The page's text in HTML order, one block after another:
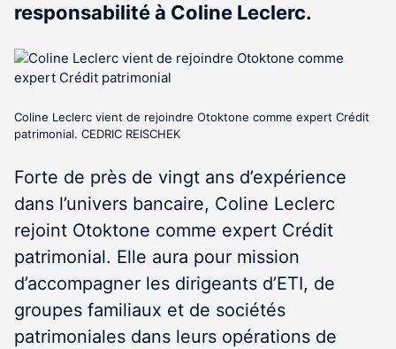
responsabilité à Coline Leclerc.
Coline Leclerc vient de rejoindre Otoktone comme expert Crédit
patrimonial. CEDRIC REISCHEK
Forte de près de vingt ans d’expérience
dans l’univers bancaire, Coline Leclerc
rejoint Otoktone comme expert Crédit
patrimonial. Elle aura pour mission
d’accompagner les dirigeants d’ETI, de
groupes familiaux et de sociétés
patrimoniales dans leurs opérations de